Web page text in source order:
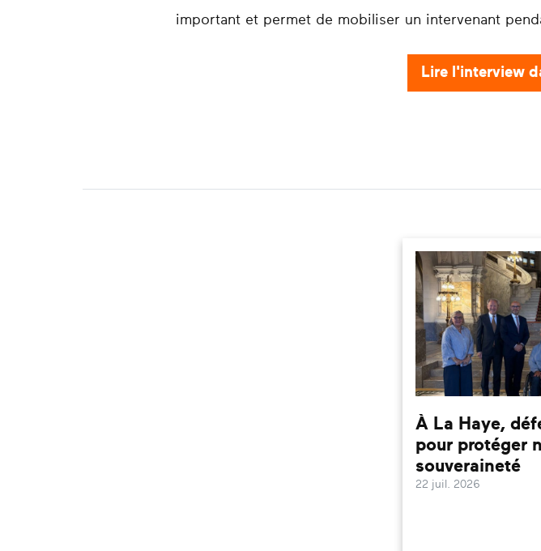
important et permet de mobiliser un intervenant
Lire l'interview
À La Haye,
pour protéger
souveraineté
22 juil. 2026